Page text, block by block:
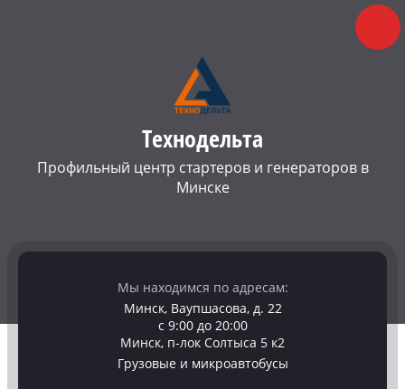
Технодельта
Профильный центр стартеров и генераторов в
Минске
Мы находимся по адресам:
Минск, Ваупшасова, д. 22
с 9:00 до 20:00
Минск, п-лок Солтыса 5 к2
Грузовые и микроавтобусы